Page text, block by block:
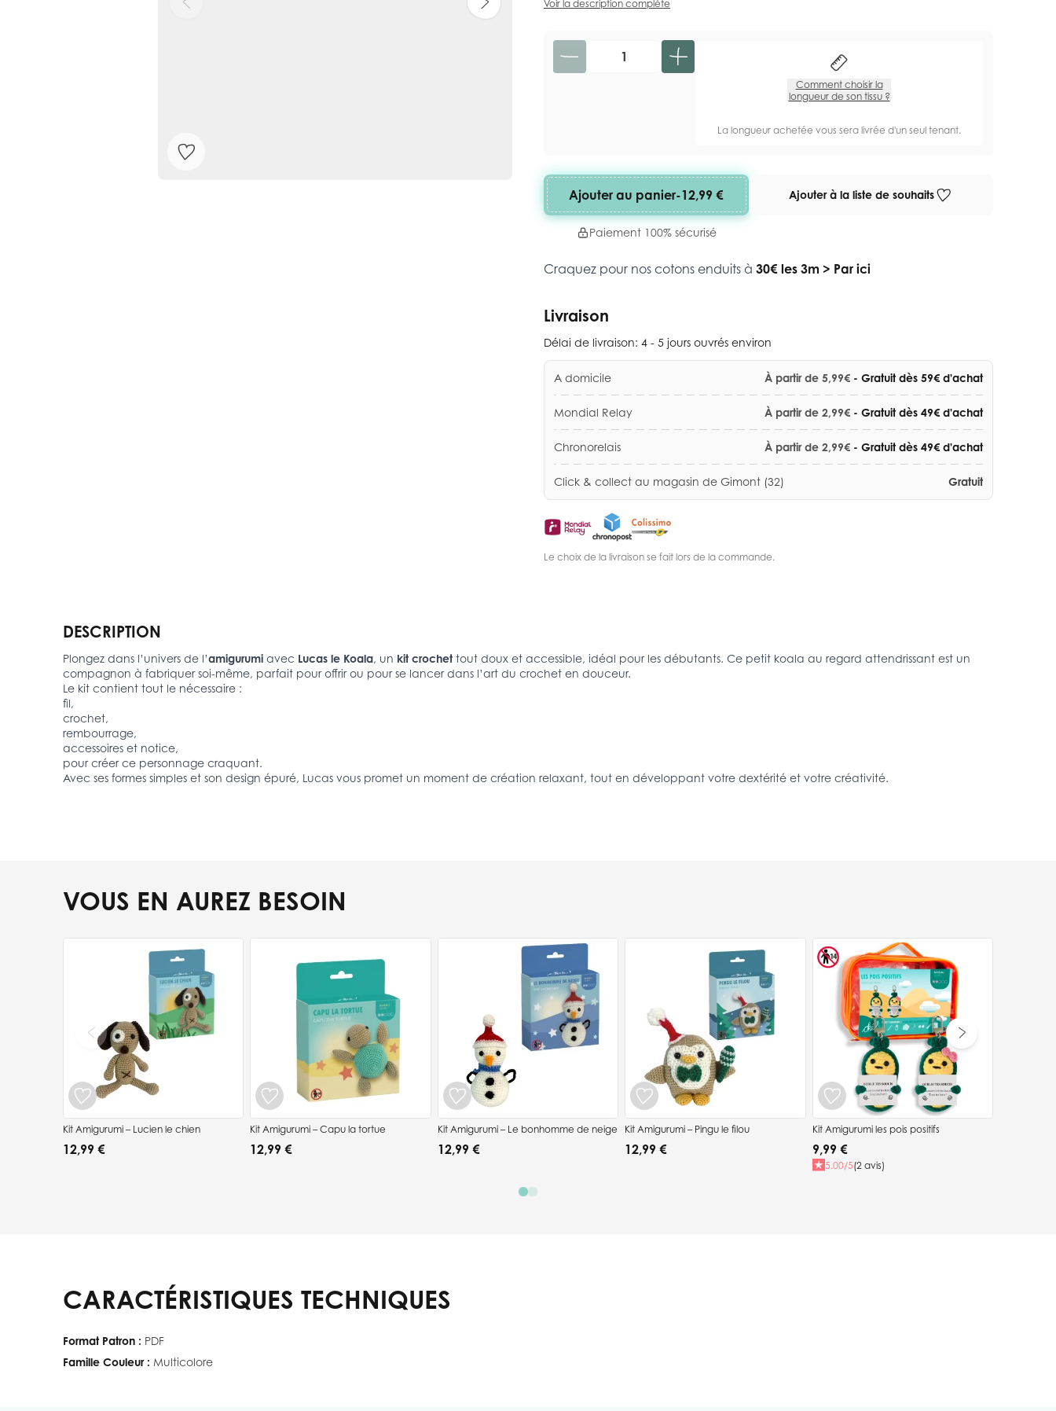
Voir la description complète
Quantité
Comment choisir la
longueur de son tissu ?
La longueur achetée vous sera livrée d'un seul tenant.
Ajouter au panier-12,99 €
Paiement 100% sécurisé
Ajouter à la liste de souhaits
Craquez pour nos cotons enduits à 30€ les 3m > Par ici
Livraison
Délai de livraison: 4 - 5 jours ouvrés environ
A domicile À partir de 5,99€ - Gratuit dès 59€ d'achat
Mondial Relay À partir de 2,99€ - Gratuit dès 49€ d'achat
Chronorelais À partir de 2,99€ - Gratuit dès 49€ d'achat
Click & collect au magasin de Gimont (32) Gratuit
Le choix de la livraison se fait lors de la commande.
DESCRIPTION
Plongez dans l’univers de l’amigurumi avec Lucas le Koala, un kit crochettout doux et accessible, idéal pour les débutants. Ce petit koala au regard attendrissant est un
compagnon à fabriquer soi-même, parfait pour offrir ou pour se lancer dans l’art du crochet en douceur.
Le kit contient tout le nécessaire :
fil,
crochet,
rembourrage,
accessoires et notice,
pour créer ce personnage craquant.
Avec ses formes simples et son design épuré, Lucas vous promet un moment de création relaxant, tout en développant votre dextérité et votre créativité.
VOUS EN AUREZ BESOIN
Press to skip carousel
Kit Amigurumi – Lucien le chien
12,99 €
Kit Amigurumi – Capu la tortue
12,99 €
Kit Amigurumi – Le bonhomme de neige
12,99 €
Kit Amigurumi – Pingu le filou
12,99 €
Kit Amigurumi les pois positifs
9,99 €
5.00/5(2 avis)
CARACTÉRISTIQUES TECHNIQUES
Format Patron : PDF
Famille Couleur : Multicolore